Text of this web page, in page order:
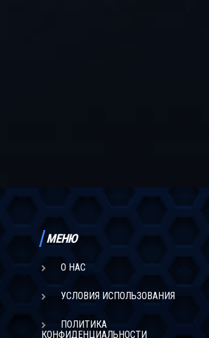
МЕНЮ
О НАС
УСЛОВИЯ ИСПОЛЬЗОВАНИЯ
ПОЛИТИКА
КОНФИДЕНЦИАЛЬНОСТИ